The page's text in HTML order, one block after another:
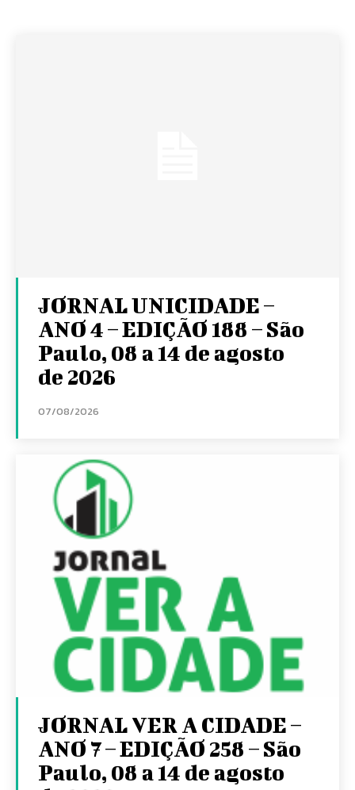
JORNAL UNICIDADE –
ANO 4 – EDIÇÃO 188 – São
Paulo, 08 a 14 de agosto
de 2026
07/08/2026
JORNAL VER A CIDADE –
ANO 7 – EDIÇÃO 258 – São
Paulo, 08 a 14 de agosto